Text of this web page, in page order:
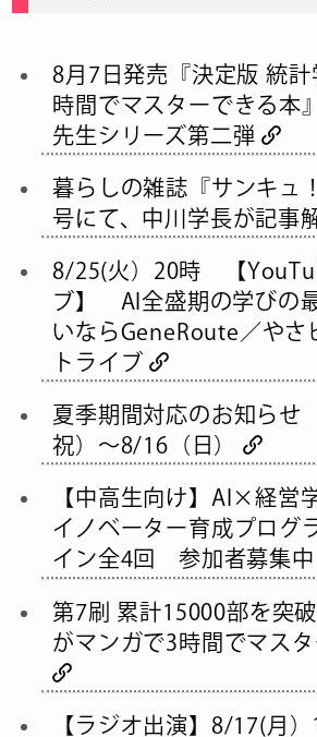
8月7日発売『決定版 統計
時間でマスターできる本
先生シリーズ第二弾
暮らしの雑誌『サンキュ
号にて、中川学長が記事
8/25(火）20時 【
ブ】 AI全盛期の学びの
いならGeneRoute／やさ
トライブ
夏季期間対応のお知らせ
祝）～8/16（日）
【中高生向け】AI×経営
イノベーター育成プロ
イン全4回 参加者募集中
第7刷 累計15000部を突
がマンガで3時間でマスタ
【ラジオ出演】8/17(月